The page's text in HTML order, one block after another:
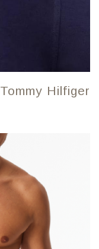
Tommy Hilfiger